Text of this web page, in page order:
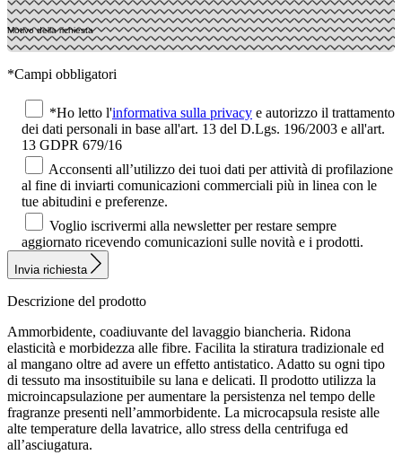
*Campi obbligatori
*Ho letto l'informativa sulla privacy e autorizzo il trattamento
dei dati personali in base all'art. 13 del D.Lgs. 196/2003 e all'art.
13 GDPR 679/16
Acconsenti all’utilizzo dei tuoi dati per attività di profilazione
al fine di inviarti comunicazioni commerciali più in linea con le
tue abitudini e preferenze.
Voglio iscrivermi alla newsletter per restare sempre
aggiornato ricevendo comunicazioni sulle novità e i prodotti.
Invia richiesta
Descrizione del prodotto
Ammorbidente, coadiuvante del lavaggio biancheria. Ridona
elasticità e morbidezza alle fibre. Facilita la stiratura tradizionale ed
al mangano oltre ad avere un effetto antistatico. Adatto su ogni tipo
di tessuto ma insostituibile su lana e delicati. Il prodotto utilizza la
microincapsulazione per aumentare la persistenza nel tempo delle
fragranze presenti nell’ammorbidente. La microcapsula resiste alle
alte temperature della lavatrice, allo stress della centrifuga ed
all’asciugatura.